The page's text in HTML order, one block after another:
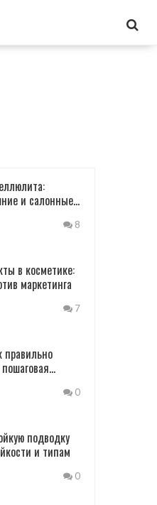
и салонные
8
в косметике:
маркетинга
7
правильно
0
подводку
и типам
0